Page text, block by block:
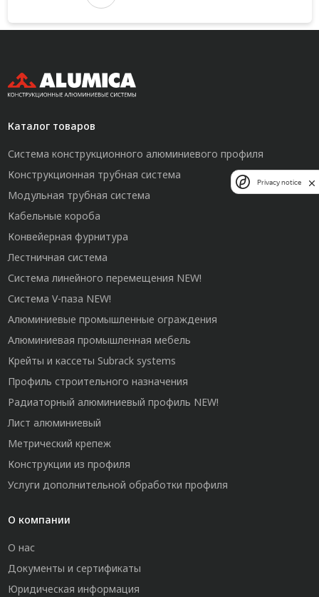
Каталог товаров
Система конструкционного алюминиевого профиля
Конструкционная трубная система
Модульная трубная система
Кабельные короба
Конвейерная фурнитура
Лестничная система
Система линейного перемещения NEW!
Система V-паза NEW!
Алюминиевые промышленные ограждения
Алюминиевая промышленная мебель
Крейты и кассеты Subrack systems
Профиль строительного назначения
Радиаторный алюминиевый профиль NEW!
Лист алюминиевый
Метрический крепеж
Конструкции из профиля
Услуги дополнительной обработки профиля
О компании
О нас
Документы и сертификаты
Юридическая информация
Privacy notice